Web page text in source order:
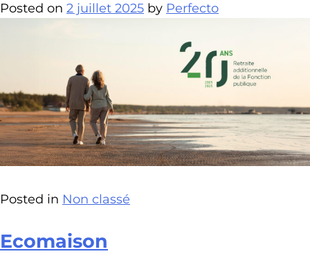
Posted on 2 juillet 2025 by Perfecto
Posted in Non classé
Ecomaison